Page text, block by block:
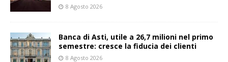
8 Agosto 2026
Banca di Asti, utile a 26,7 milioni nel primo
semestre: cresce la fiducia dei clienti
8 Agosto 2026